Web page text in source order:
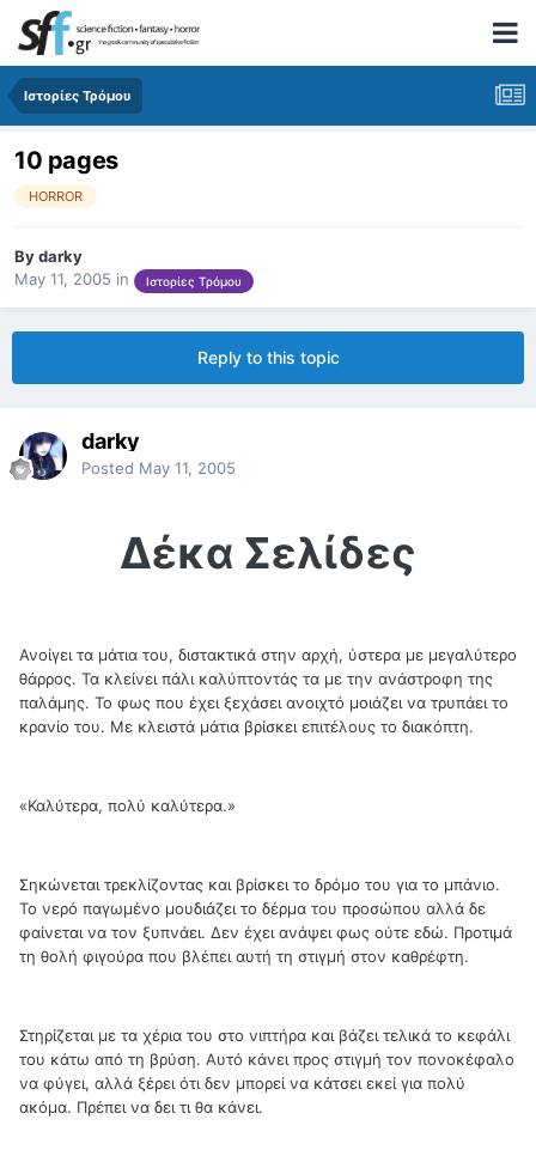
Ιστορίες Τρόμου
10 pages
HORROR
Bydarky
May 11, 2005 in Ιστορίες Τρόμου
Reply to this topic
darky
Posted May 11, 2005
Δέκα Σελίδες
Ανοίγει τα μάτια του, διστακτικά στην αρχή, ύστερα με μεγαλύτερο
θάρρος. Τα κλείνει πάλι καλύπτοντάς τα με την ανάστροφη της
παλάμης. Το φως που έχει ξεχάσει ανοιχτό μοιάζει να τρυπάει το
κρανίο του. Με κλειστά μάτια βρίσκει επιτέλους το διακόπτη.
«Καλύτερα, πολύ καλύτερα.»
Σηκώνεται τρεκλίζοντας και βρίσκει το δρόμο του για το μπάνιο.
Το νερό παγωμένο μουδιάζει το δέρμα του προσώπου αλλά δε
φαίνεται να τον ξυπνάει. Δεν έχει ανάψει φως ούτε εδώ. Προτιμά
τη θολή φιγούρα που βλέπει αυτή τη στιγμή στον καθρέφτη.
Στηρίζεται με τα χέρια του στο νιπτήρα και βάζει τελικά το κεφάλι
του κάτω από τη βρύση. Αυτό κάνει προς στιγμή τον πονοκέφαλο
να φύγει, αλλά ξέρει ότι δεν μπορεί να κάτσει εκεί για πολύ
ακόμα. Πρέπει να δει τι θα κάνει.